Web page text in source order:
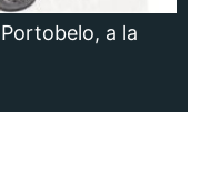
a la